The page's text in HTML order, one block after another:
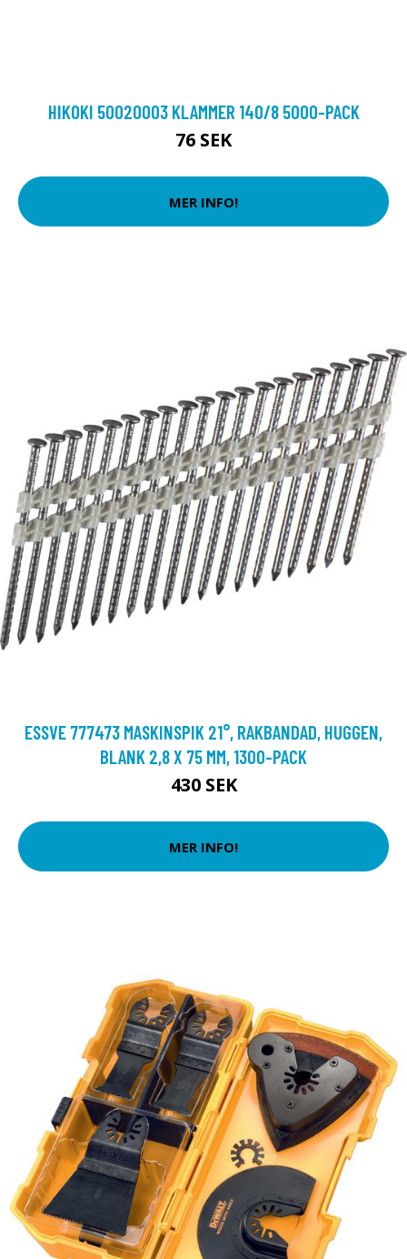
HIKOKI 50020003 KLAMMER 140/8 5000-PACK
76 SEK
MER INFO!
ESSVE 777473 MASKINSPIK 21°, RAKBANDAD, HUGGEN,
BLANK 2,8 X 75 MM, 1300-PACK
430 SEK
MER INFO!